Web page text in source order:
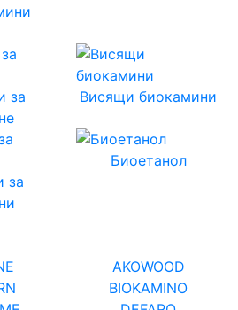
за
Висящи биокамини
за
Биоетанол
AKOWOOD
BIOKAMINO